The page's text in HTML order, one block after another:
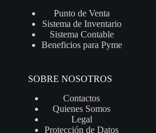
Punto de Venta
Sistema de Inventario
Sistema Contable
Beneficios para Pyme
SOBRE NOSOTROS
Contactos
Quienes Somos
Legal
Protección de Datos